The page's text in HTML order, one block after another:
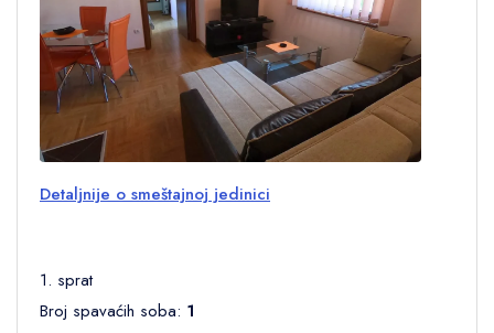
Detaljnije o smeštajnoj jedinici
1. sprat
Broj spavaćih soba: 1